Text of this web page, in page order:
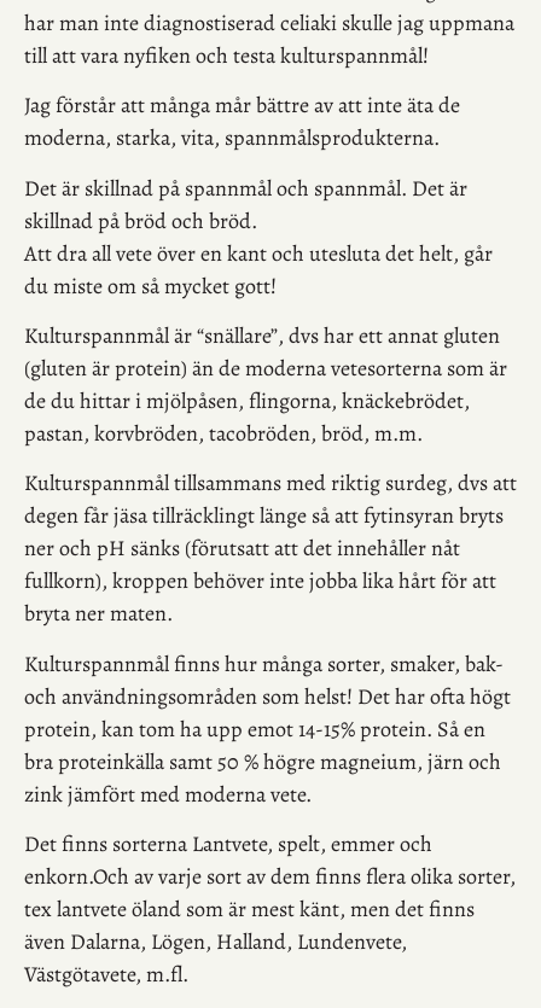
har man inte diagnostiserad celiaki skulle jag uppmana
till att vara nyfiken och testa kulturspannmål!
Jag förstår att många mår bättre av att inte äta de
moderna, starka, vita, spannmålsprodukterna.
Det är skillnad på spannmål och spannmål. Det är
skillnad på bröd och bröd.
Att dra all vete över en kant och utesluta det helt, går
du miste om så mycket gott!
Kulturspannmål är “snällare”, dvs har ett annat gluten
(gluten är protein) än de moderna vetesorterna som är
de du hittar i mjölpåsen, flingorna, knäckebrödet,
pastan, korvbröden, tacobröden, bröd, m.m.
Kulturspannmål tillsammans med riktig surdeg, dvs att
degen får jäsa tillräcklingt länge så att fytinsyran bryts
ner och pH sänks (förutsatt att det innehåller nåt
fullkorn), kroppen behöver inte jobba lika hårt för att
bryta ner maten.
Kulturspannmål finns hur många sorter, smaker, bak-
och användningsområden som helst! Det har ofta högt
protein, kan tom ha upp emot 14-15% protein. Så en
bra proteinkälla samt 50 % högre magneium, järn och
zink jämfört med moderna vete.
Det finns sorterna Lantvete, spelt, emmer och
enkorn.Och av varje sort av dem finns flera olika sorter,
tex lantvete öland som är mest känt, men det finns
även Dalarna, Lögen, Halland, Lundenvete,
Västgötavete, m.fl.